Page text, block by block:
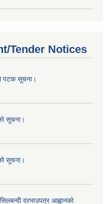
Tender Notices
पटक सूचना।
सूचना।
सूचना।
दरभाउपत्र आह्वानको